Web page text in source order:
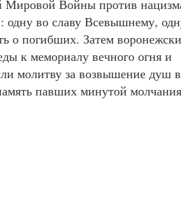
Мировой Войны против
одну во славу Всевышнему,
о погибших. Затем
к мемориалу вечного огня и
молитву за возвышение душ
павших минутой